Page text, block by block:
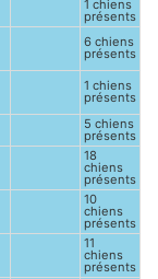
1 chiens
présents
6 chiens
présents
1 chiens
présents
5 chiens
présents
18
chiens
présents
10
chiens
présents
11
chiens
présents